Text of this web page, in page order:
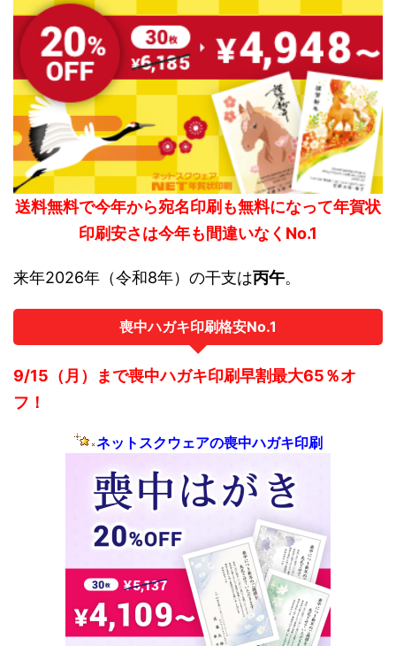
送料無料で今年から宛名印刷も無料になって年賀状
印刷安さは今年も間違いなくNo.1
来年2026年（令和8年）の干支は丙午。
喪中ハガキ印刷格安No.1
9/15（月）まで喪中ハガキ印刷早割最大65％オ
フ！
ネットスクウェアの喪中ハガキ印刷